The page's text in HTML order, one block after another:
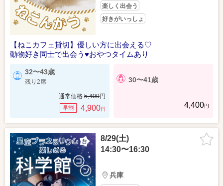
楽しく出会う
好きがいっしょ
【ねこカフェ貸切】優しい方に出会える♡
動物好き同士で出会う♥おやつタイムあり
32〜43歳
残り2席
通常価格 5,400円
早割 4,900円
30〜41歳
4,400円
8/29(土)
14:30〜16:30
兵庫